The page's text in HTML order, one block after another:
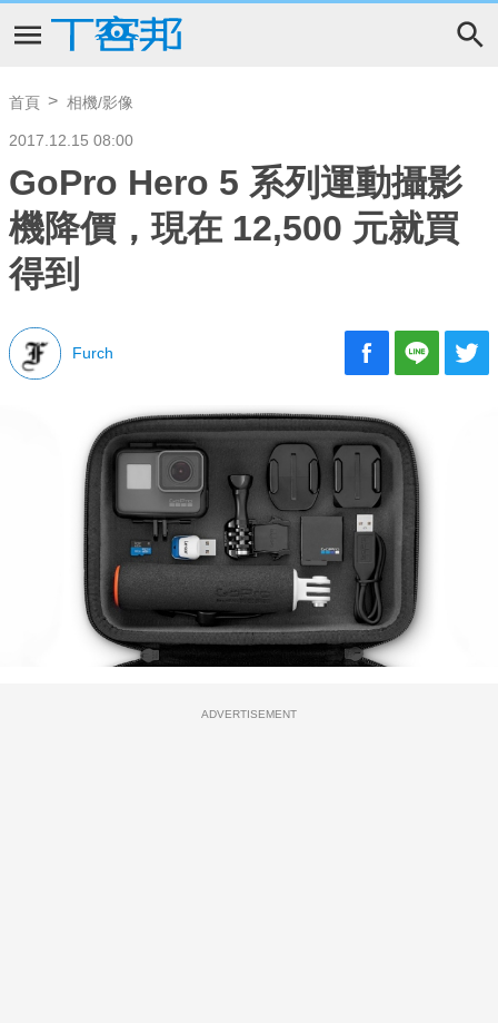
首頁 相機/影像
2017.12.15 08:00
GoPro Hero 5 系列運動攝影
機降價，現在 12,500 元就買
得到
Furch
ADVERTISEMENT